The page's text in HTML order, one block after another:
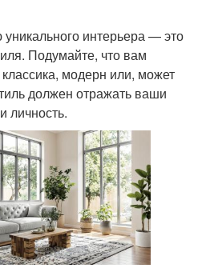
интерьера — это
Подумайте, что вам
модерн или, может
должен отражать ваши
личность.